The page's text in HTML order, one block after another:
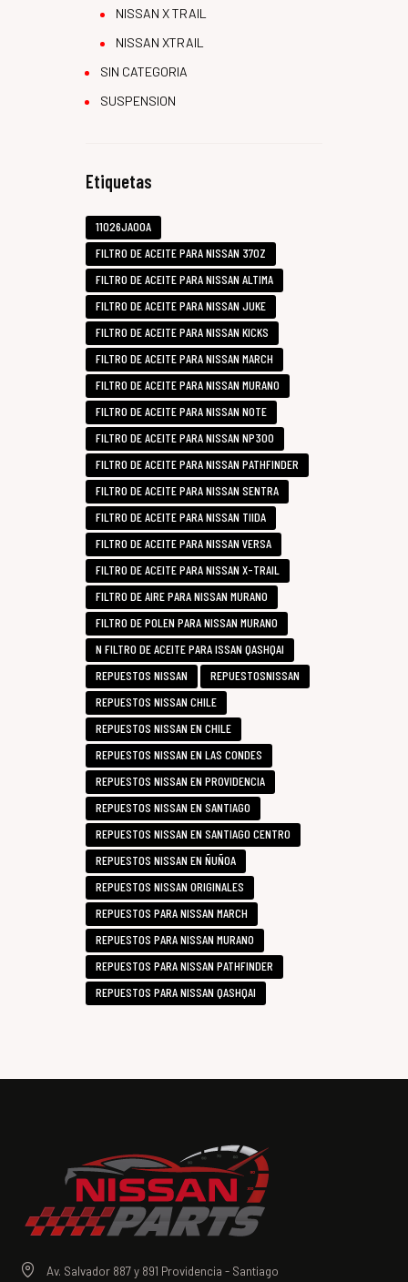
NISSAN X TRAIL
NISSAN XTRAIL
SIN CATEGORIA
SUSPENSION
Etiquetas
11026JA00A
FILTRO DE ACEITE PARA NISSAN 370Z
FILTRO DE ACEITE PARA NISSAN ALTIMA
FILTRO DE ACEITE PARA NISSAN JUKE
FILTRO DE ACEITE PARA NISSAN KICKS
FILTRO DE ACEITE PARA NISSAN MARCH
FILTRO DE ACEITE PARA NISSAN MURANO
FILTRO DE ACEITE PARA NISSAN NOTE
FILTRO DE ACEITE PARA NISSAN NP300
FILTRO DE ACEITE PARA NISSAN PATHFINDER
FILTRO DE ACEITE PARA NISSAN SENTRA
FILTRO DE ACEITE PARA NISSAN TIIDA
FILTRO DE ACEITE PARA NISSAN VERSA
FILTRO DE ACEITE PARA NISSAN X-TRAIL
FILTRO DE AIRE PARA NISSAN MURANO
FILTRO DE POLEN PARA NISSAN MURANO
N FILTRO DE ACEITE PARA ISSAN QASHQAI
REPUESTOS NISSAN
REPUESTOSNISSAN
REPUESTOS NISSAN CHILE
REPUESTOS NISSAN EN CHILE
REPUESTOS NISSAN EN LAS CONDES
REPUESTOS NISSAN EN PROVIDENCIA
REPUESTOS NISSAN EN SANTIAGO
REPUESTOS NISSAN EN SANTIAGO CENTRO
REPUESTOS NISSAN EN ÑUÑOA
REPUESTOS NISSAN ORIGINALES
REPUESTOS PARA NISSAN MARCH
REPUESTOS PARA NISSAN MURANO
REPUESTOS PARA NISSAN PATHFINDER
REPUESTOS PARA NISSAN QASHQAI
Av. Salvador 887 y 891 Providencia - Santiago